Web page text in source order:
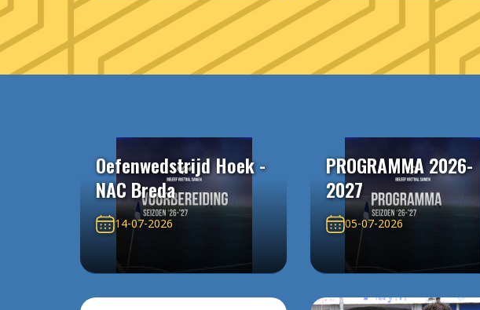
Oefenwedstrijd Hoek -
NAC Breda
14-07-2026
PROGRAMMA 2026-
2027
05-07-2026